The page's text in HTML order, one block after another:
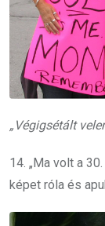
„Végigsétált
14. „Ma volt a
képet róla és